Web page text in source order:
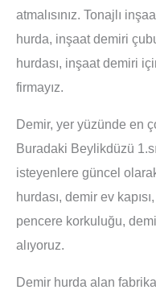
atmalısınız. Tonajlı
hurda, inşaat demiri
hurdası, inşaat demiri
firmayız.
Demir, yer yüzünde en
Buradaki Beylikdüzü
isteyenlere güncel
hurdası, demir ev
pencere korkuluğu,
alıyoruz.
Demir hurda alan